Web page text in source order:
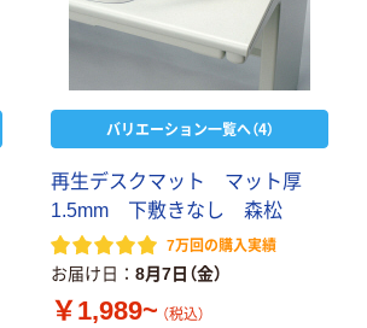
バリエーション一覧へ（4）
再生デスクマット マット厚
1.5mm 下敷きなし 森松
7万回の購入実績
お届け日 8月7日（金）
￥1,989~ （税込）